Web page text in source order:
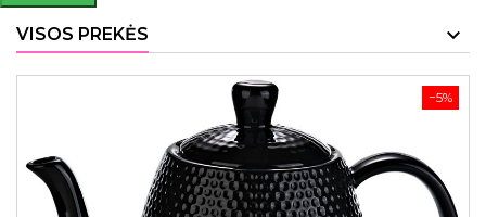
VISOS PREKĖS
−5%